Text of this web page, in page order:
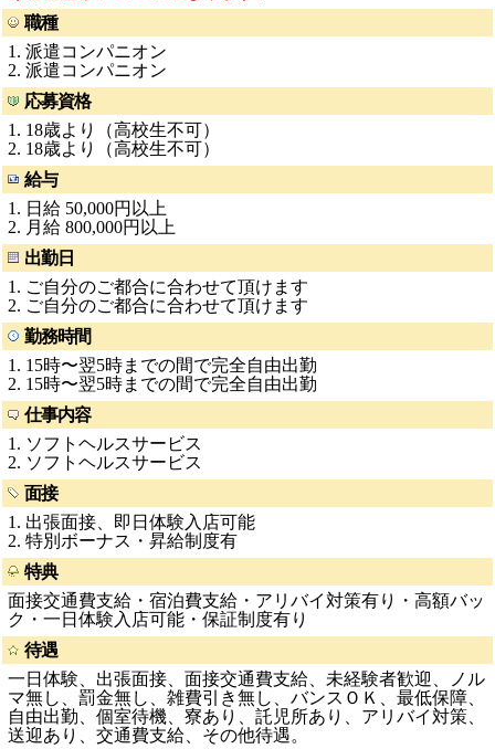
職種
1. 派遣コンパニオン
2. 派遣コンパニオン
応募資格
1. 18歳より（高校生不可）
2. 18歳より（高校生不可）
給与
1. 日給 50,000円以上
2. 月給 800,000円以上
出勤日
1. ご自分のご都合に合わせて頂けます
2. ご自分のご都合に合わせて頂けます
勤務時間
1. 15時〜翌5時までの間で完全自由出勤
2. 15時〜翌5時までの間で完全自由出勤
仕事内容
1. ソフトヘルスサービス
2. ソフトヘルスサービス
面接
1. 出張面接、即日体験入店可能
2. 特別ボーナス・昇給制度有
特典
面接交通費支給・宿泊費支給・アリバイ対策有り・高額バッ
ク・一日体験入店可能・保証制度有り
待遇
一日体験、出張面接、面接交通費支給、未経験者歓迎、ノル
マ無し、罰金無し、雑費引き無し、バンスＯＫ、最低保障、
自由出勤、個室待機、寮あり、託児所あり、アリバイ対策、
送迎あり、交通費支給、その他待遇。